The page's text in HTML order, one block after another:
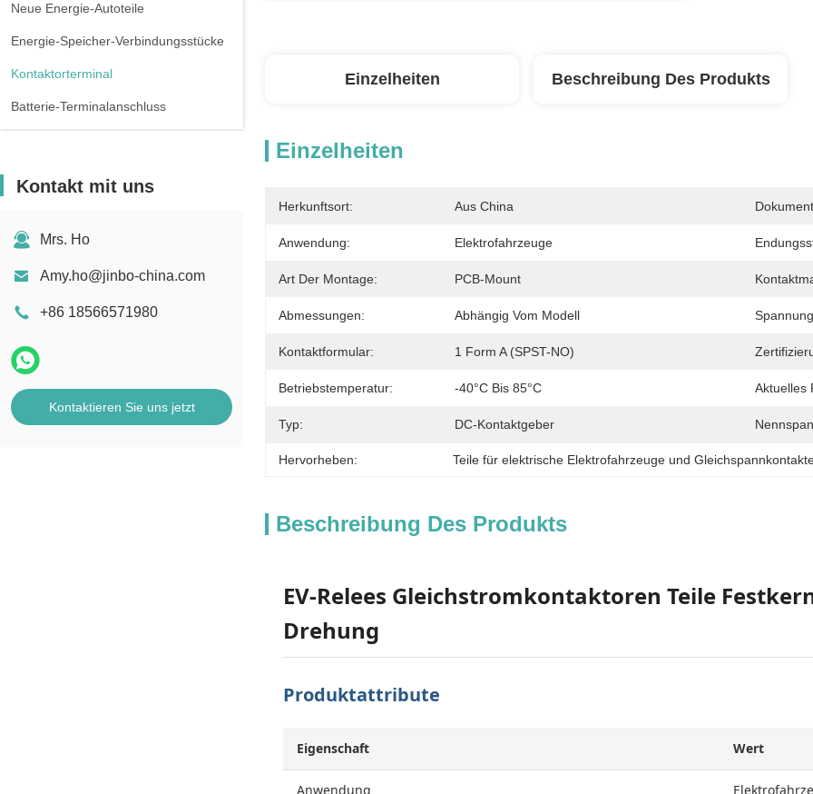
Neue Energie-Autoteile
Energie-Speicher-Verbindungsstücke
Kontaktorterminal
Batterie-Terminalanschluss
Kontakt mit uns
Mrs. Ho
Amy.ho@jinbo-china.com
+86 18566571980
Kontaktieren Sie uns jetzt
Einzelheiten Beschreibung Des Produkts
Einzelheiten
Herkunftsort: Aus China
Anwendung: Elektrofahrzeuge
Art Der Montage: PCB-Mount
Abmessungen: Abhängig Vom Modell
Kontaktformular: 1 Form A (SPST-NO)
Betriebstemperatur: -40°C Bis 85°C Aktuelles
Typ: DC-Kontaktgeber
Hervorheben: Teile für elektrische Elektrofahrzeuge und
Beschreibung Des Produkts
EV-Relees Gleichstromkontaktoren Teile
Drehung
Produktattribute
Eigenschaft Wert
Anwendung